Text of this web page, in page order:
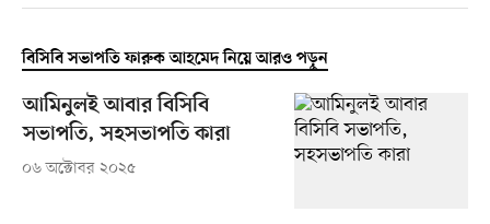
বিসিবি সভাপতি ফারুক আহমেদ নিয়ে আরও পড়ুন
আমিনুলই আবার বিসিবি
সভাপতি, সহসভাপতি কারা
০৬ অক্টোবর ২০২৫